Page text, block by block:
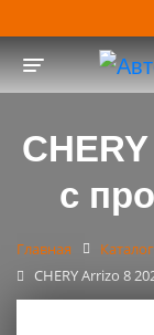
Toggle
с
Главная
CHERY Arrizo 8